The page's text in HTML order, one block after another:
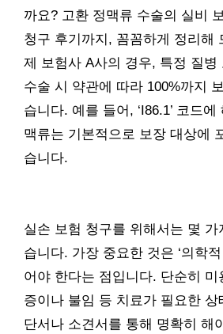
까요? 고환 정맥류 수술의 실비
청구 후기까지, 꼼꼼하게 정리해
제 보험사 A사의 경우, 특정 질병
수술 시 약관에 따라 100%까지
습니다. 예를 들어, ‘I86.1’ 코드
맥류는 기본적으로 보장 대상에
습니다.
실손 보험 청구를 위해서는 몇 가
습니다. 가장 중요한 것은 ‘의학
어야 한다는 점입니다. 단순히
증이나 불임 등 치료가 필요한 상
단서나 소견서를 통해 명확히 해